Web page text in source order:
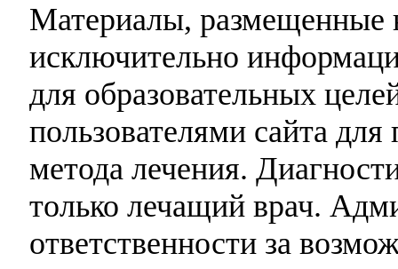
Материалы, размещенные
исключительно
для образовательных
пользователями сайта
метода лечения.
только лечащий врач.
ответственности за